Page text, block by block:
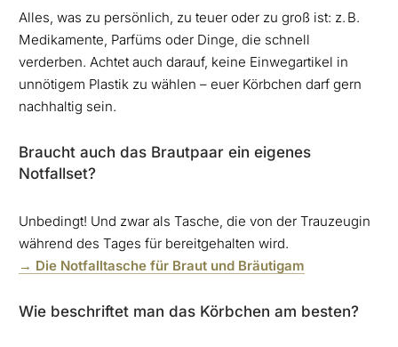
Alles, was zu persönlich, zu teuer oder zu groß ist: z. B.
Medikamente, Parfüms oder Dinge, die schnell
verderben. Achtet auch darauf, keine Einwegartikel in
unnötigem Plastik zu wählen – euer Körbchen darf gern
nachhaltig sein.
Braucht auch das Brautpaar ein eigenes
Notfallset?
Unbedingt! Und zwar als Tasche, die von der Trauzeugin
während des Tages für bereitgehalten wird.
→ Die Notfalltasche für Braut und Bräutigam
Wie beschriftet man das Körbchen am besten?